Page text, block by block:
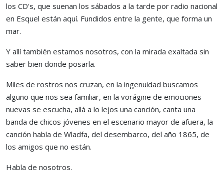
los CD's, que suenan los sábados a la tarde por radio nacional
en Esquel están aquí. Fundidos entre la gente, que forma un
mar.
Y allí también estamos nosotros, con la mirada exaltada sin
saber bien donde posarla.
Miles de rostros nos cruzan, en la ingenuidad buscamos
alguno que nos sea familiar, en la vorágine de emociones
nuevas se escucha, allá a lo lejos una canción, canta una
banda de chicos jóvenes en el escenario mayor de afuera, la
canción habla de Wladfa, del desembarco, del año 1865, de
los amigos que no están.
Habla de nosotros.